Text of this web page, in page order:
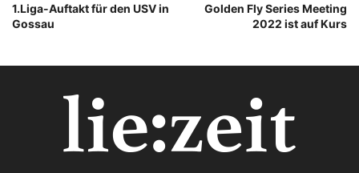
1.Liga-Auftakt für den USV in
Gossau
Golden Fly Series Meeting
2022 ist auf Kurs